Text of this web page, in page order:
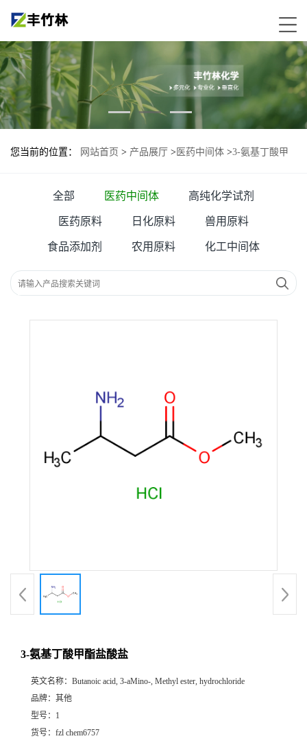
您当前的位置： 网站首页 > 产品展厅 > 医药中间体 >3-氨基丁酸甲
全部 医药中间体 高纯化学试剂
医药原料 日化原料 兽用原料
食品添加剂 农用原料 化工中间体
3-氨基丁酸甲酯盐酸盐
英文名称： Butanoic acid, 3-aMino-, Methyl ester, hydrochloride
品牌： 其他
型号： 1
货号： fzl chem6757